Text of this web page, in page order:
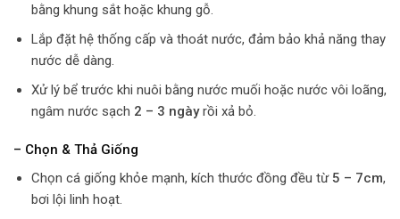
bằng khung sắt hoặc khung gỗ.
Lắp đặt hệ thống cấp và thoát nước, đảm bảo khả năng thay
nước dễ dàng.
Xử lý bể trước khi nuôi bằng nước muối hoặc nước vôi loãng,
ngâm nước sạch 2 – 3 ngàyrồi xả bỏ.
– Chọn & Thả Giống
Chọn cá giống khỏe mạnh, kích thước đồng đều từ 5 – 7cm,
bơi lội linh hoạt.